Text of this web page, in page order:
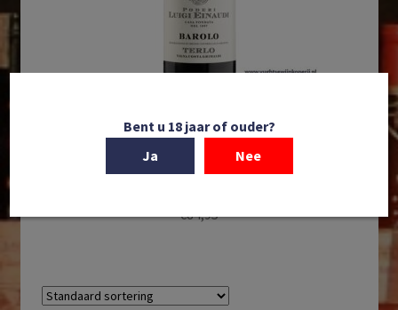
In winkelmand
Poderi Luigi Einaudi | Barolo Terlo ‘Vigna Costa
€84,95
Bent u 18 jaar of ouder?
Ja
Nee